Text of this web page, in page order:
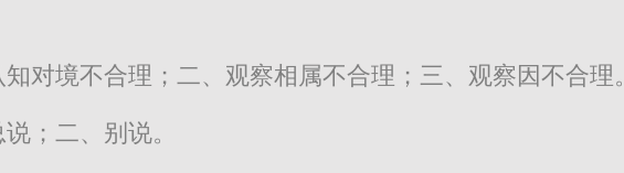
对境不合理；二、观察相属不合理；三、观察因不合理。
；二、别说。